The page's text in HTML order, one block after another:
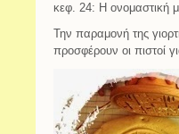
κεφ. 24: Η ονομαστική
Την παραμονή της
προσφέρουν οι πιστοί